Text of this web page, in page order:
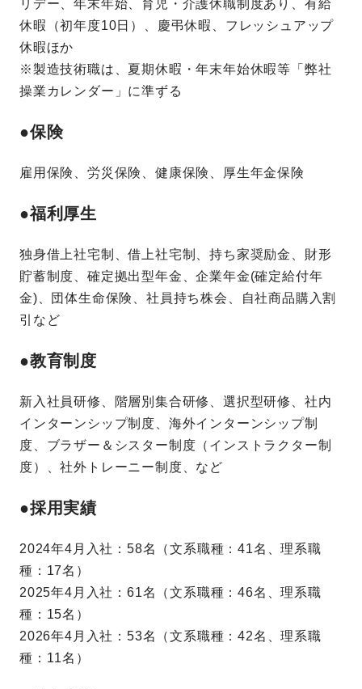
リデー、年末年始、育児・介護休職制度あり、有給
休暇（初年度10日）、慶弔休暇、フレッシュアップ
休暇ほか
※製造技術職は、夏期休暇・年末年始休暇等「弊社
操業カレンダー」に準ずる
●保険
雇用保険、労災保険、健康保険、厚生年金保険
●福利厚生
独身借上社宅制、借上社宅制、持ち家奨励金、財形
貯蓄制度、確定拠出型年金、企業年金(確定給付年
金)、団体生命保険、社員持ち株会、自社商品購入割
引など
●教育制度
新入社員研修、階層別集合研修、選択型研修、社内
インターンシップ制度、海外インターンシップ制
度、ブラザー＆シスター制度（インストラクター制
度）、社外トレーニー制度、など
●採用実績
2024年4月入社：58名（文系職種：41名、理系職
種：17名）
2025年4月入社：61名（文系職種：46名、理系職
種：15名）
2026年4月入社：53名（文系職種：42名、理系職
種：11名）